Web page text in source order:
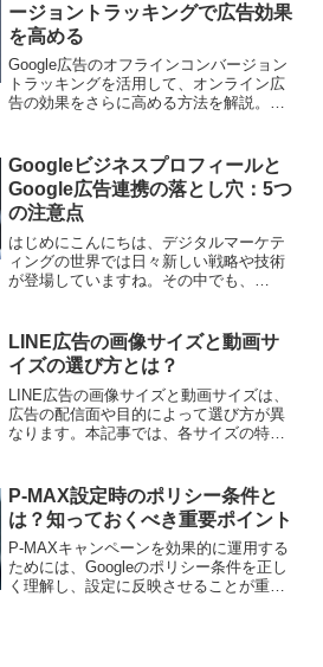
ージョントラッキングで広告効果
を高める
Google広告のオフラインコンバージョン
トラッキングを活用して、オンライン広
告の効果をさらに高める方法を解説。具
Googleビジネスプロフィールと
Google広告連携の落とし穴：5つ
の注意点
はじめにこんにちは、デジタルマーケテ
ィングの世界では日々新しい戦略や技術
が登場していますね。その中でも、
施策の一つです。しかし、この連携には
思わぬ落とし穴が...
LINE広告の画像サイズと動画サ
イズの選び方とは？
LINE広告の画像サイズと動画サイズは、
広告の配信面や目的によって選び方が異
なります。本記事では、各サイズの特徴
伝授します。
P-MAX設定時のポリシー条件と
は？知っておくべき重要ポイント
P-MAXキャンペーンを効果的に運用する
ためには、Googleのポリシー条件を正し
く理解し、設定に反映させることが重要